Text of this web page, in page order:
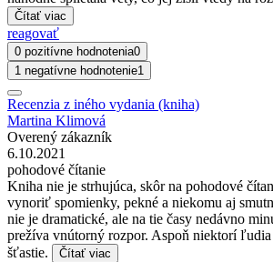
Čítať viac
reagovať
0 pozitívne hodnotenia0
1 negatívne hodnotenie1
Recenzia z iného vydania (kniha)
Martina Klimová
Overený zákazník
6.10.2021
pohodové čítanie
Kniha nie je strhujúca, skôr na pohodové
vynoriť spomienky, pekné a niekomu aj
nie je dramatické, ale na tie časy nedávno
prežíva vnútorný rozpor. Aspoň niektorí ľudia
šťastie.
Čítať viac